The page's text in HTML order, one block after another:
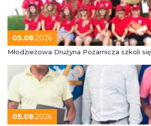
05.08.2026
Młodzieżowa Drużyna Pożarnicza szkoli
05.08.2026